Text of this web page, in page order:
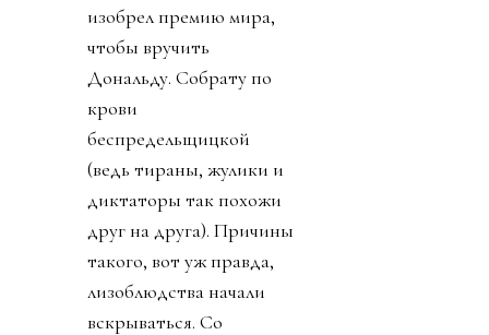
изобрел премию мира,
чтобы вручить
Дональду. Собрату по
крови
беспредельщицкой
(ведь тираны, жулики и
диктаторы так похожи
друг на друга). Причины
такого, вот уж правда,
лизоблюдства начали
вскрываться. Со